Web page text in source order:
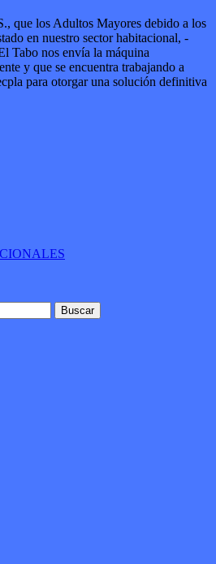
que los Adultos Mayores debido a los
en nuestro sector habitacional, -
Tabo nos envía la máquina
y que se encuentra trabajando a
para otorgar una solución definitiva